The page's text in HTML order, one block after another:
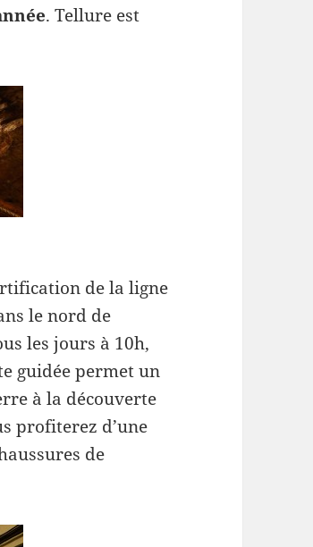
. Tellure est
de la ligne
le nord de
les jours à 10h,
guidée permet un
à la découverte
profiterez d’une
de